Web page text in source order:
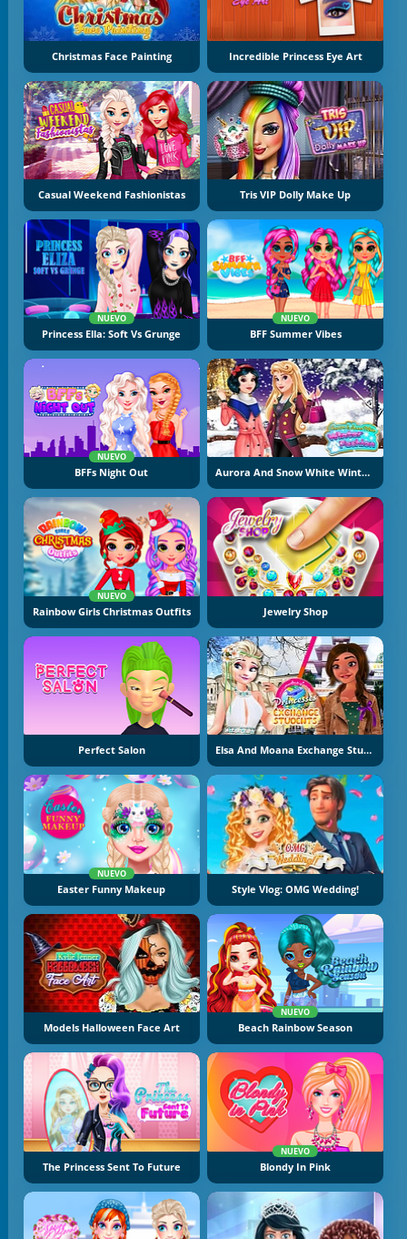
Christmas Face Painting Incredible Princess Eye Art
Casual Weekend Fashionistas Tris VIP Dolly Make Up
NUEVO
Princess Ella: Soft Vs Grunge
NUEVO
BFF Summer Vibes
NUEVO
BFFs Night Out Aurora And Snow White Winter Fashion
NUEVO
Rainbow Girls Christmas Outfits Jewelry Shop
Perfect Salon Elsa And Moana Exchange Students
NUEVO
Easter Funny Makeup Style Vlog: OMG Wedding!
Models Halloween Face Art
NUEVO
Beach Rainbow Season
The Princess Sent To Future
NUEVO
Blondy In Pink